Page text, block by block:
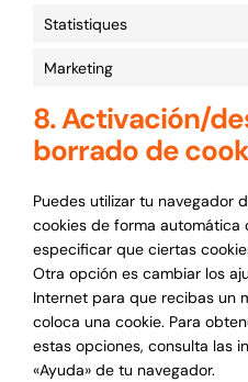
Statistiques
Marketing
8. Activación/
borrado de
Puedes utilizar tu navegador
cookies de forma automática
especificar que ciertas
Otra opción es cambiar los
Internet para que recibas un
coloca una cookie. Para
estas opciones, consulta las
«Ayuda» de tu navegador.